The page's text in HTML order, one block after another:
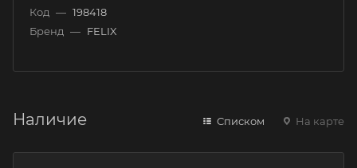
Код — 198418
Бренд — FELIX
Наличие Списком На карте